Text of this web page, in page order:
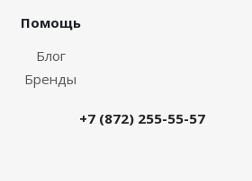
Помощь
Блог
Бренды
+7 (872) 255-55-57